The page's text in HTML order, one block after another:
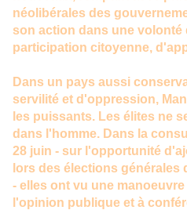
néolibérales des
son action dans une volonté
participation citoyenne,
Dans un pays aussi
servilité et d'oppression,
les puissants. Les élites ne
dans l'homme. Dans la
28 juin - sur l'opportunité
lors des élections générales
- elles ont vu une
l'opinion publique et à